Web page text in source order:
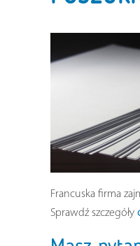
Francuska firma
Sprawdź szczegóły